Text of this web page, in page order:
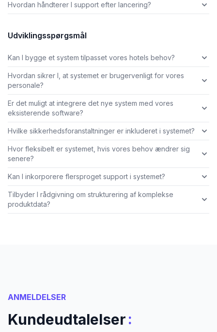
Hvordan håndterer I support efter lancering?
Udviklingsspørgsmål
Kan I bygge et system tilpasset vores hotels behov?
Hvordan sikrer I, at systemet er brugervenligt for vores
personale?
Er det muligt at integrere det nye system med vores
eksisterende software?
Hvilke sikkerhedsforanstaltninger er inkluderet i systemet?
Hvor fleksibelt er systemet, hvis vores behov ændrer sig
senere?
Kan I inkorporere flersproget support i systemet?
Tilbyder I rådgivning om strukturering af komplekse
produktdata?
ANMELDELSER
Kundeudtalelser: